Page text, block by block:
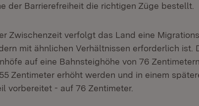
der Barrierefreiheit die richtigen Züge bestellt.
Zwischenzeit verfolgt das Land eine
mit ähnlichen Verhältnissen erforderlich ist.
auf eine Bahnsteighöhe von 76
Zentimeter erhöht werden und in einem
vorbereitet - auf 76 Zentimeter.